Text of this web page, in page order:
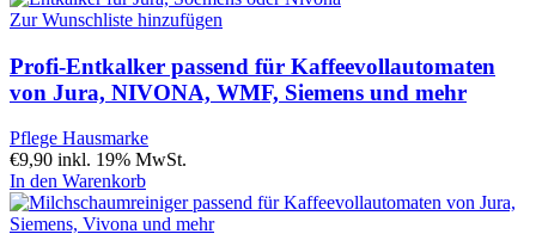
Zur Wunschliste hinzufügen
Profi-Entkalker passend für Kaffeevollautomaten
von Jura, NIVONA, WMF, Siemens und mehr
Pflege Hausmarke
€9,90 inkl. 19% MwSt.
In den Warenkorb